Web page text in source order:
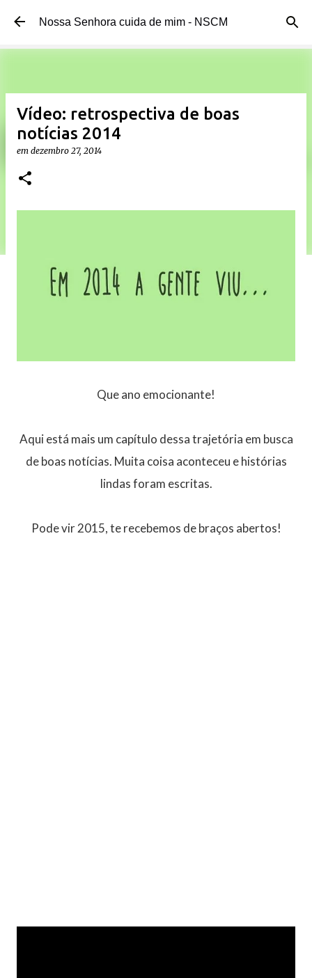
Pular para o conteúdo principal
Nossa Senhora cuida de mim - NSCM
Vídeo: retrospectiva de boas
notícias 2014
em dezembro 27, 2014
Que ano emocionante!
Aqui está mais um capítulo dessa trajetória em busca
de boas notícias. Muita coisa aconteceu e histórias
lindas foram escritas.
Pode vir 2015, te recebemos de braços abertos!